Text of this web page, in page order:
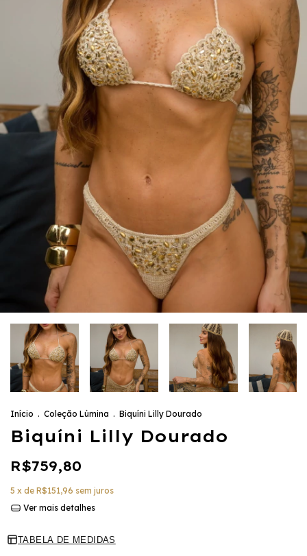
Início . Coleção Lúmina . Biquíni Lilly Dourado
Biquíni Lilly Dourado
R$759,80
5 x de R$151,96 sem juros
Ver mais detalhes
TABELA DE MEDIDAS